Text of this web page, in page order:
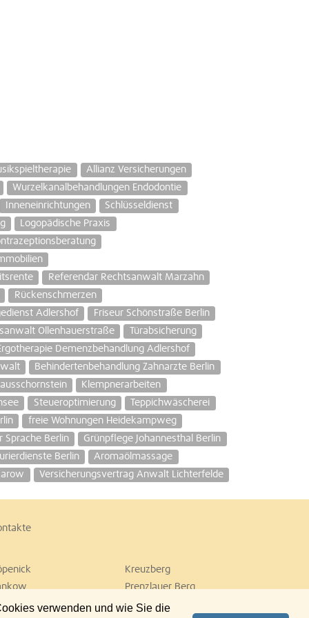
verwenden und wie Sie die
Allianz Versicherungen
Wurzelkanalbehandlungen Endodontie
Inneneinrichtungen
Schlüsseldienst
Logopädische Praxis
Referendar Rechtsanwalt Marzahn
Rückenschmerzen
Adlershof
Friseur Schönstraße Berlin
Ollenhauerstraße
Türabsicherung
Demenzbehandlung Adlershof
Behindertenbehandlung Zahnarzte Berlin
Klempnerarbeiten
Steueroptimierung
Teppichwäscherei
freie Wohnungen Heidekampweg
Sprache Berlin
Grünpflege Johannesthal Berlin
Berlin
Aromaölmassage
Versicherungsvertrag Anwalt Lichterfelde
Kreuzberg
Prenzlauer Berg
Tiergarten